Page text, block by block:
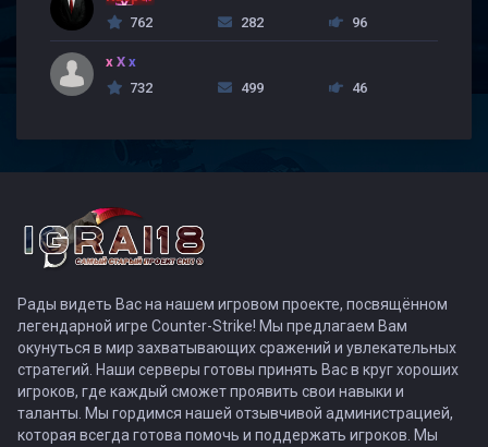
762
282 96
x X x
732
499 46
Рады видеть Вас на нашем игровом проекте, посвящённом
легендарной игре Counter-Strike! Мы предлагаем Вам
окунуться в мир захватывающих сражений и увлекательных
стратегий. Наши серверы готовы принять Вас в круг хороших
игроков, где каждый сможет проявить свои навыки и
таланты. Мы гордимся нашей отзывчивой администрацией,
которая всегда готова помочь и поддержать игроков. Мы